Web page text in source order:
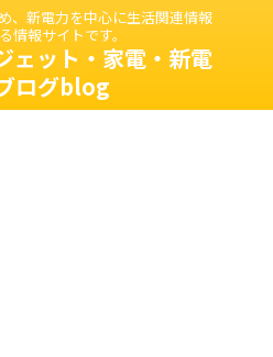
、新電力を中心に生活関連情報
情報サイトです。
ェット・家電・新電
ログblog